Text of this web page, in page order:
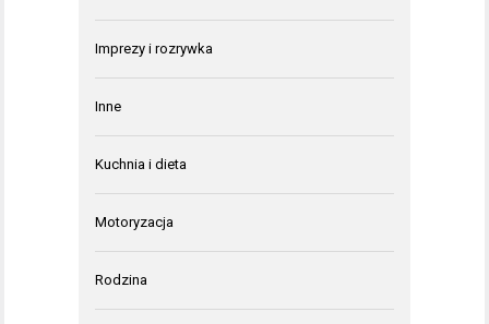
Imprezy i rozrywka
Inne
Kuchnia i dieta
Motoryzacja
Rodzina